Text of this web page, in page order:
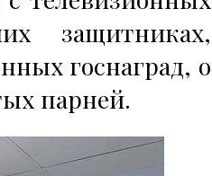
защитниках,
госнаград, о
парней.